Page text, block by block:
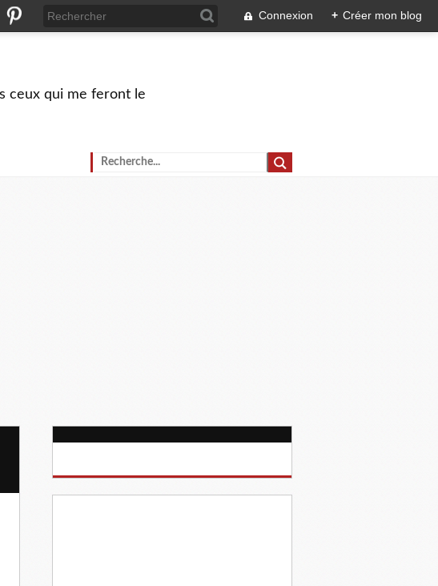
Connexion + Créer mon blog
ceux qui me feront le